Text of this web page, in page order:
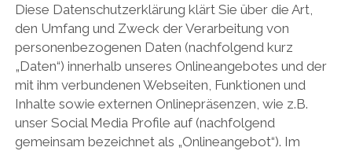
Menü
öffnen
DER STERBENDE PARTISANENFRIEDHOF VON MOSTAR: VOM
ANTIFASCHISTISCHEN KUNSTWERK ZUR VERHASSTEN RUINE
Menü
öffnen
DAS MEGAFON – DER UNGEHÖRTE SPOMENIK VON BRAVKSO
DIE WEINREBE – DAS MONUMENT DER MENSCHEN VON SVIRČE
KONTAKT
IMPRESSUM/IMPRINT
DATENSCHUTZ
email
Diese Datenschutzerklärung klärt Sie über die Art,
den Umfang und Zweck der Verarbeitung von
personenbezogenen Daten (nachfolgend kurz
„Daten“) innerhalb unseres Onlineangebotes und der
mit ihm verbundenen Webseiten, Funktionen und
Inhalte sowie externen Onlinepräsenzen, wie z.B.
unser Social Media Profile auf (nachfolgend
gemeinsam bezeichnet als „Onlineangebot“). Im